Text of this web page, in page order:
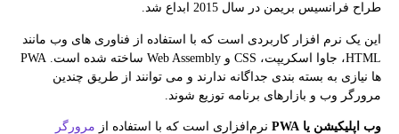
طراح فرانسیس بریمن در سال 2015 ابداع شد.
این یک نرم افزار کاربردی است که با استفاده از فناوری های وب مانند
HTML، جاوا اسکریپت، CSS و Web Assembly ساخته شده است. PWA
ها نیازی به بسته بندی جداگانه ندارند و می توانند از طریق چندین
مرورگر وب و بازارهای برنامه توزیع شوند.
وب اپلیکیشن‌ یا PWA نرم‌افزاری است که با استفاده از مرورگر